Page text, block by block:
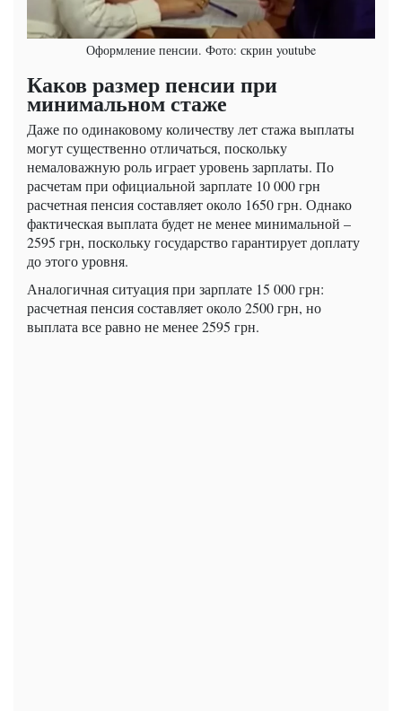
Оформление пенсии. Фото: скрин youtube
Каков размер пенсии при
минимальном стаже
Даже по одинаковому количеству лет стажа выплаты
могут существенно отличаться, поскольку
немаловажную роль играет уровень зарплаты. По
расчетам при официальной зарплате 10 000 грн
расчетная пенсия составляет около 1650 грн. Однако
фактическая выплата будет не менее минимальной –
2595 грн, поскольку государство гарантирует доплату
до этого уровня.
Аналогичная ситуация при зарплате 15 000 грн:
расчетная пенсия составляет около 2500 грн, но
выплата все равно не менее 2595 грн.